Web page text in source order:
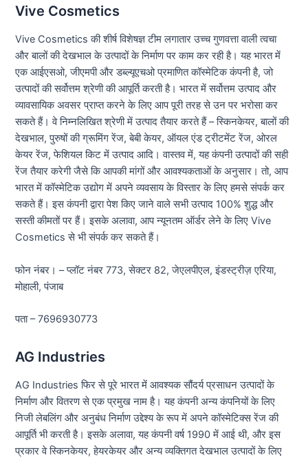
Vive Cosmetics
Vive Cosmetics की शीर्ष विशेषज्ञ टीम लगातार उच्च गुणवत्ता वाली त्वचा
और बालों की देखभाल के उत्पादों के निर्माण पर काम कर रही है। यह भारत में
एक आईएसओ, जीएमपी और डब्ल्यूएचओ प्रमाणित कॉस्मेटिक कंपनी है, जो
उत्पादों की सर्वोत्तम श्रेणी की आपूर्ति करती है। भारत में सर्वोत्तम उत्पाद और
व्यावसायिक अवसर प्राप्त करने के लिए आप पूरी तरह से उन पर भरोसा कर
सकते हैं। वे निम्नलिखित श्रेणी में उत्पाद तैयार करते हैं – स्किनकेयर, बालों की
देखभाल, पुरुषों की ग्रूमिंग रेंज, बेबी केयर, ऑयल एंड ट्रीटमेंट रेंज, ओरल
केयर रेंज, फेशियल किट में उत्पाद आदि। वास्तव में, यह कंपनी उत्पादों की सही
रेंज तैयार करेगी जैसे कि आपकी मांगों और आवश्यकताओं के अनुसार। तो, आप
भारत में कॉस्मेटिक उद्योग में अपने व्यवसाय के विस्तार के लिए हमसे संपर्क कर
सकते हैं। इस कंपनी द्वारा पेश किए जाने वाले सभी उत्पाद 100% शुद्ध और
सस्ती कीमतों पर हैं। इसके अलावा, आप न्यूनतम ऑर्डर लेने के लिए Vive
Cosmetics से भी संपर्क कर सकते हैं।
फोन नंबर। – प्लॉट नंबर 773, सेक्टर 82, जेएलपीएल, इंडस्ट्रीज़ एरिया,
मोहाली, पंजाब
पता – 7696930773
AG Industries
AG Industries फिर से पूरे भारत में आवश्यक सौंदर्य प्रसाधन उत्पादों के
निर्माण और वितरण से एक प्रमुख नाम है। यह कंपनी अन्य कंपनियों के लिए
निजी लेबलिंग और अनुबंध निर्माण उद्देश्य के रूप में अपने कॉस्मेटिक्स रेंज की
आपूर्ति भी करती है। इसके अलावा, यह कंपनी वर्ष 1990 में आई थी, और इस
प्रकार वे स्किनकेयर, हेयरकेयर और अन्य व्यक्तिगत देखभाल उत्पादों के लिए